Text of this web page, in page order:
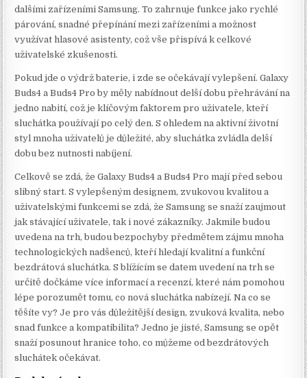
dalšími zařízeními Samsung. To zahrnuje funkce jako rychlé
párování, snadné přepínání mezi zařízeními a možnost
využívat hlasové asistenty, což vše přispívá k celkové
uživatelské zkušenosti.
Pokud jde o výdrž baterie, i zde se očekávají vylepšení. Galaxy
Buds4 a Buds4 Pro by měly nabídnout delší dobu přehrávání na
jedno nabití, což je klíčovým faktorem pro uživatele, kteří
sluchátka používají po celý den. S ohledem na aktivní životní
styl mnoha uživatelů je důležité, aby sluchátka zvládla delší
dobu bez nutnosti nabíjení.
Celkově se zdá, že Galaxy Buds4 a Buds4 Pro mají před sebou
slibný start. S vylepšeným designem, zvukovou kvalitou a
uživatelskými funkcemi se zdá, že Samsung se snaží zaujmout
jak stávající uživatele, tak i nové zákazníky. Jakmile budou
uvedena na trh, budou bezpochyby předmětem zájmu mnoha
technologických nadšenců, kteří hledají kvalitní a funkční
bezdrátová sluchátka. S blížícím se datem uvedení na trh se
určitě dočkáme více informací a recenzí, které nám pomohou
lépe porozumět tomu, co nová sluchátka nabízejí. Na co se
těšíte vy? Je pro vás důležitější design, zvuková kvalita, nebo
snad funkce a kompatibilita? Jedno je jisté, Samsung se opět
snaží posunout hranice toho, co můžeme od bezdrátových
sluchátek očekávat.